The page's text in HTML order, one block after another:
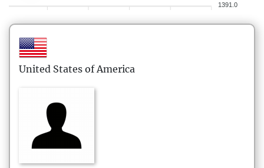
1391.0
United States of America